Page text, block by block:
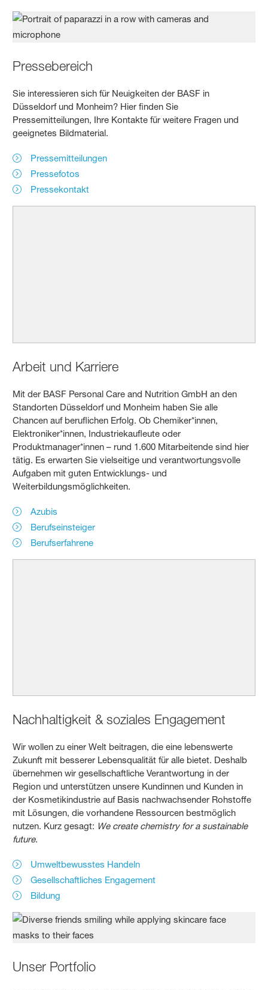
Pressebereich
Sie interessieren sich für Neuigkeiten der BASF in
Düsseldorf und Monheim? Hier finden Sie
Pressemitteilungen, Ihre Kontakte für weitere Fragen und
geeignetes Bildmaterial.
Pressemitteilungen
Pressefotos
Pressekontakt
Arbeit und Karriere
Mit der BASF Personal Care and Nutrition GmbH an den
Standorten Düsseldorf und Monheim haben Sie alle
Chancen auf beruflichen Erfolg. Ob Chemiker*innen,
Elektroniker*innen, Industriekaufleute oder
Produktmanager*innen – rund 1.600 Mitarbeitende sind hier
tätig. Es erwarten Sie vielseitige und verantwortungsvolle
Aufgaben mit guten Entwicklungs- und
Weiterbildungsmöglichkeiten.
Azubis
Berufseinsteiger
Berufserfahrene
Nachhaltigkeit & soziales Engagement
Wir wollen zu einer Welt beitragen, die eine lebenswerte
Zukunft mit besserer Lebensqualität für alle bietet. Deshalb
übernehmen wir gesellschaftliche Verantwortung in der
Region und unterstützen unsere Kundinnen und Kunden in
der Kosmetikindustrie auf Basis nachwachsender Rohstoffe
mit Lösungen, die vorhandene Ressourcen bestmöglich
nutzen. Kurz gesagt: We create chemistry for a sustainable
future.
Umweltbewusstes Handeln
Gesellschaftliches Engagement
Bildung
Unser Portfolio